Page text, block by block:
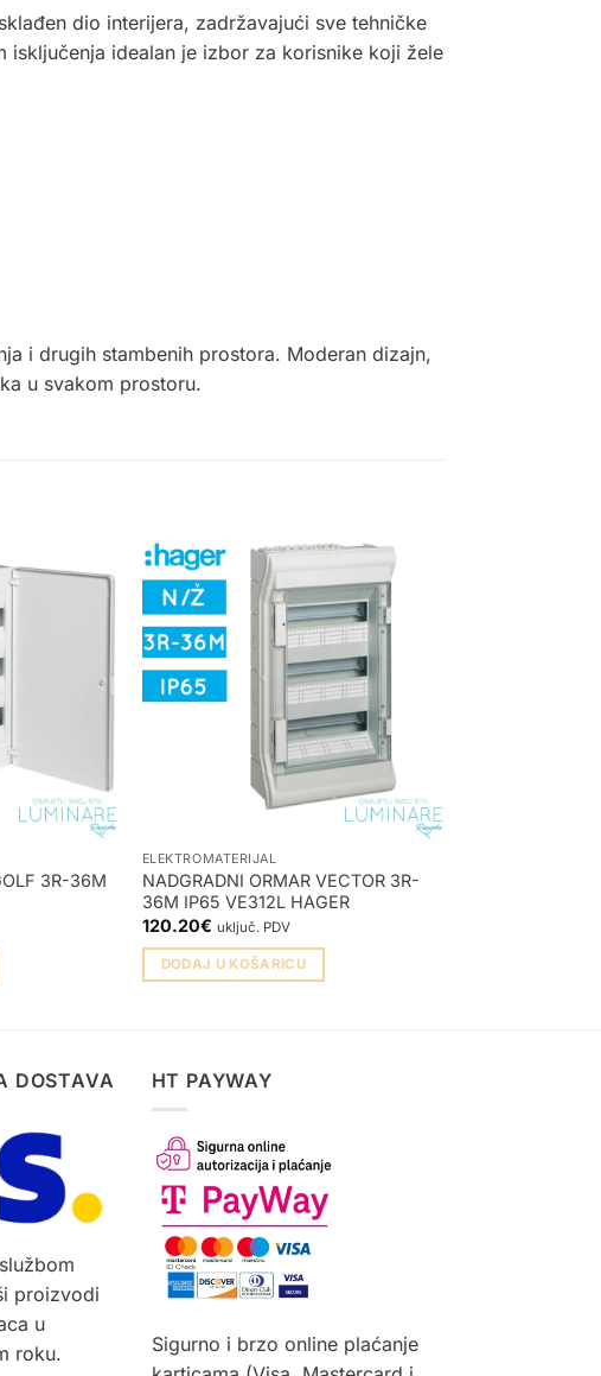
dio interijera, zadržavajući sve tehničke
idealan je izbor za korisnike koji žele
i drugih stambenih prostora. Moderan dizajn,
u svakom prostoru.
3R-36M
ELEKTROMATERIJAL
NADGRADNI ORMAR VECTOR 3R-
36M IP65 VE312L HAGER
120.20€ uključ. PDV
DODAJ U KOŠARICU
DOSTAVA
proizvodi
u
roku.
HT PAYWAY
Sigurno i brzo online plaćanje